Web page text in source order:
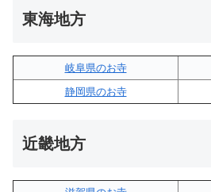
東海地方
岐阜県のお寺
静岡県のお寺
近畿地方